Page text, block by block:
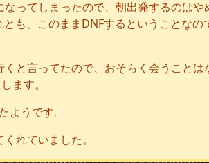
ってしまったので、朝出発するのはや
も、このままDNFするということなの
と言ってたので、おそらく会うことは
ます。
うです。
れていました。